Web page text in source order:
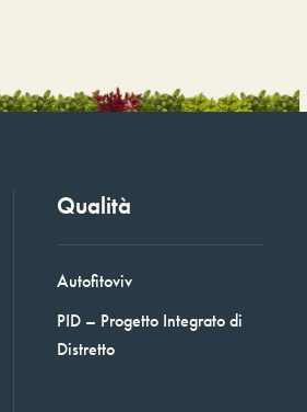
Qualità
Autofitoviv
PID – Progetto Integrato di
Distretto